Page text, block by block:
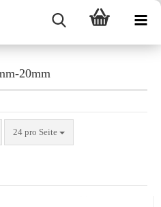
20mm
24 pro Seite